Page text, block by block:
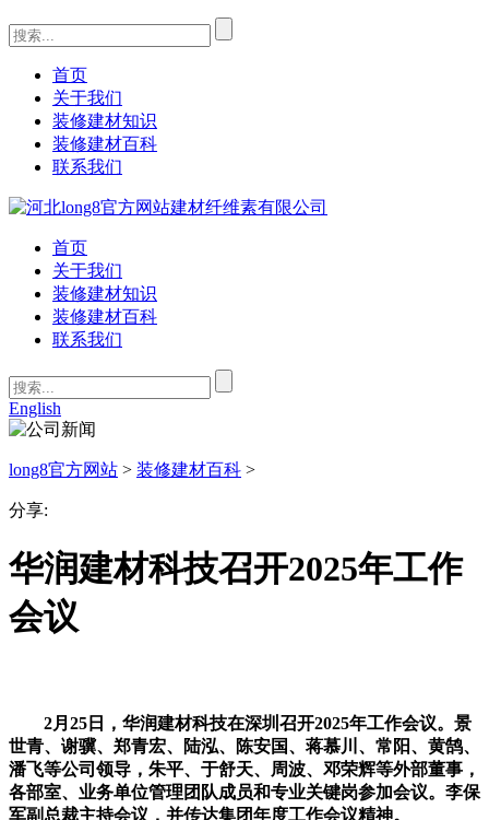
首页
关于我们
装修建材知识
装修建材百科
联系我们
首页
关于我们
装修建材知识
装修建材百科
联系我们
English
long8官方网站 > 装修建材百科 >
分享:
华润建材科技召开2025年工作
会议
2月25日，华润建材科技在深圳召开2025年工作会议。景
世青、谢骥、郑青宏、陆泓、陈安国、蒋慕川、常阳、黄鹄、
潘飞等公司领导，朱平、于舒天、周波、邓荣辉等外部董事，
各部室、业务单位管理团队成员和专业关键岗参加会议。李保
军副总裁主持会议，并传达集团年度工作会议精神。